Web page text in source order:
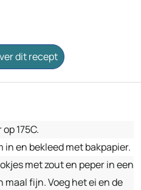
dit recept
175C.
in en bekleed met bakpapier.
met zout en peper in een
fijn. Voeg het ei en de